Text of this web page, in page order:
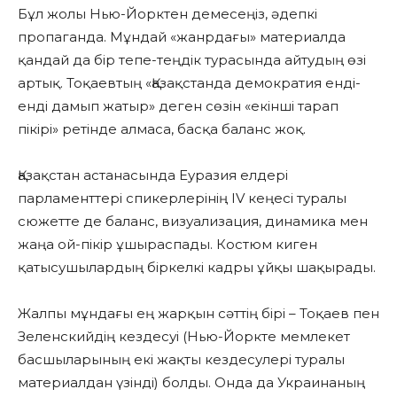
Бұл жолы Нью-Йорктен демесеңіз, әдепкі
пропаганда. Мұндай «жанрдағы» материалда
қандай да бір тепе-теңдік турасында айтудың өзі
артық. Тоқаевтың «Қазақстанда демократия енді-
енді дамып жатыр» деген сөзін «екінші тарап
пікірі» ретінде алмаса, басқа баланс жоқ.
Қазақстан астанасында Еуразия елдері
парламенттері спикерлерінің IV кеңесі туралы
сюжетте де баланс, визуализация, динамика мен
жаңа ой-пікір ұшыраспады. Костюм киген
қатысушылардың біркелкі кадры ұйқы шақырады.
Жалпы мұндағы ең жарқын сәттің бірі – Тоқаев пен
Зеленскийдің кездесуі (Нью-Йоркте мемлекет
басшыларының екі жақты кездесулері туралы
материалдан үзінді) болды. Онда да Украинаның